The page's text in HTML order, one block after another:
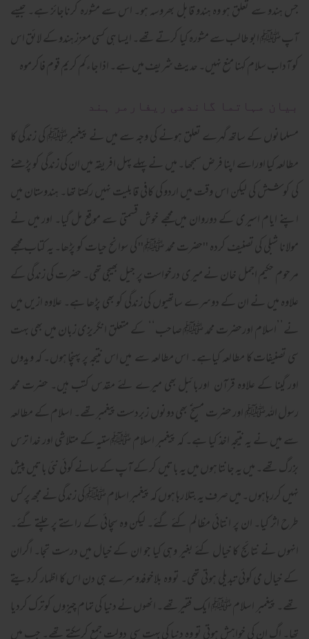
جس ہندو سے تعلق ہو وہ ہندو قابل بھروسہ ہو۔ اس سے مشورہ کرناجائز ہے۔ جیسے
آپ ﷺ ابو طالب سے مشورہ کیا کرتے تھے۔ ایسا ہی کسی معزز ہندو کے لائق اس
کو آداب سلام کہنا منع نہیں۔ حدیث شریف میں ہے۔ اذا جاءكم كريم قوم فاكرموه
بیان مہاتما گاندھی ریفارمر ہند
مسلمانوں کے ساتھ گہرے تعلق ہونے کی وجہ سے میں نے پیغمبرﷺ کی زندگی کا
مطالعہ کیا اوراسے اپنا فرض سمجھا۔ میں نے پہلے پہل افریقہ میں ان کی زندگی کو پڑھنے
کی کوشش کی لیکن اس وقت میں اردو کی کافی قابلیت نہیں رکھتا تھا۔ ہندوستان میں
اپنے ایام اسیری کے دوروان میں مجھے خوش قسمتی سے موقع مل گیا۔ اور میں نے
مولانا شبلی کی تصنیف کردہ ''حضرت محمد ﷺ'' کی سوانح حیات کو پڑھا۔ یہ کتاب مجھے
مرحوم حکیم اجمل خان نے میری درخواست پر جیل بھیجی تھی۔ حضرت کی زندگی کے
علاوہ میں نے ان کے دوسرے ساتھیوں کی زندگی کو بھی پڑھا ہے۔ علاوہ ازیں میں
نے’’اسلام اورحضرت محمد ﷺ صاحب‘‘ کے متعلق انگریزی زبان میں بھی بہت
سی تصنیفات کا مطالعہ کیاہے۔ اس مطالعہ سے میں اس نتیجہ پر پہنچا ہوں۔ کہ ویدوں
اور گینا کے علاوہ قرآن اوربائبل بھی میرے لئے مقدس کتب ہیں۔ حضرت محمد
رسول اللہﷺ اور حضرت مسیح ؑ بھی دونوں زبردست پیغمبرتھے۔ اسلام کے مطالعہ
سے میں نے یہ نتیجہ اخذ کیا ہے۔ کہ پیغمبر اسلام ﷺستیہ کے متلاشی اور خدا ترس
بزرگ تھے۔ میں یہ جانتا ہوں میں یہ باتیں کر کے آپ کے سانے کوئی نئی باتیں پیش
نہیں کررہاہوں۔ میں صرف یہ بتلا رہا ہوں کہ پیغمبر اسلام ﷺ کی زندگی نے مجھ پر کس
طرح اثر کیا۔ ان پر انتائی مظالم کئے گئے۔ لیکن وہ سچائی کے راستے پر چلتے گئے۔
انہوں نے نتائج کا خیال کئے بغیر وہی کیا جو ان کے خیال میں درست تجا۔ اگران
کے خیال می کوئی تبدیلی ہوتی تھی۔ تو وہ بلاخوفدوسرے ہی دن اس کا اظہار کردیتے
تھے۔ پیغمبر اسلام ﷺ ایک فقیرتھے۔ انھوں نے دنیا کی تمام چیزوں کوترک کردیا